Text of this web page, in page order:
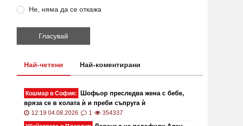
Не, няма да се откажа
Най-четени Най-коментирани
Кошмар в София:
Шофьор преследва жена с бебе,
вряза се в колата ѝ и преби съпруга ѝ
12:19 04.08.2026 1
354337